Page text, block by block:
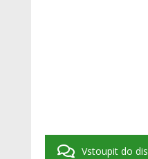
Vstoupit do